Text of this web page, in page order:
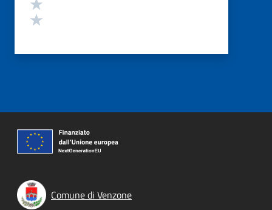
Comune di Venzone